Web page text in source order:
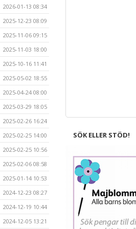
2026-01-13 08:34
2025-12-23 08:09
2025-11-06 09:15
2025-11-03 18:00
2025-10-16 11:41
2025-05-02 18:55
2025-04-24 08:00
2025-03-29 18:05
2025-02-26 16:24
2025-02-25 14:00
2025-02-25 10:56
2025-02-06 08:58
2025-01-14 10:53
2024-12-23 08:27
2024-12-19 10:44
2024-12-05 13:21
SÖK ELLER STÖD!